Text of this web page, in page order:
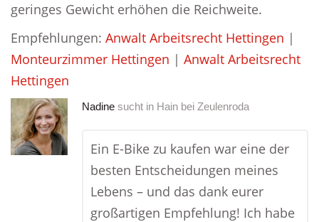
geringes Gewicht erhöhen die Reichweite.
Empfehlungen: Anwalt Arbeitsrecht Hettingen |
Monteurzimmer Hettingen | Anwalt Arbeitsrecht
Hettingen
Nadine sucht in Hain bei Zeulenroda
Ein E-Bike zu kaufen war eine der
besten Entscheidungen meines
Lebens – und das dank eurer
großartigen Empfehlung! Ich habe